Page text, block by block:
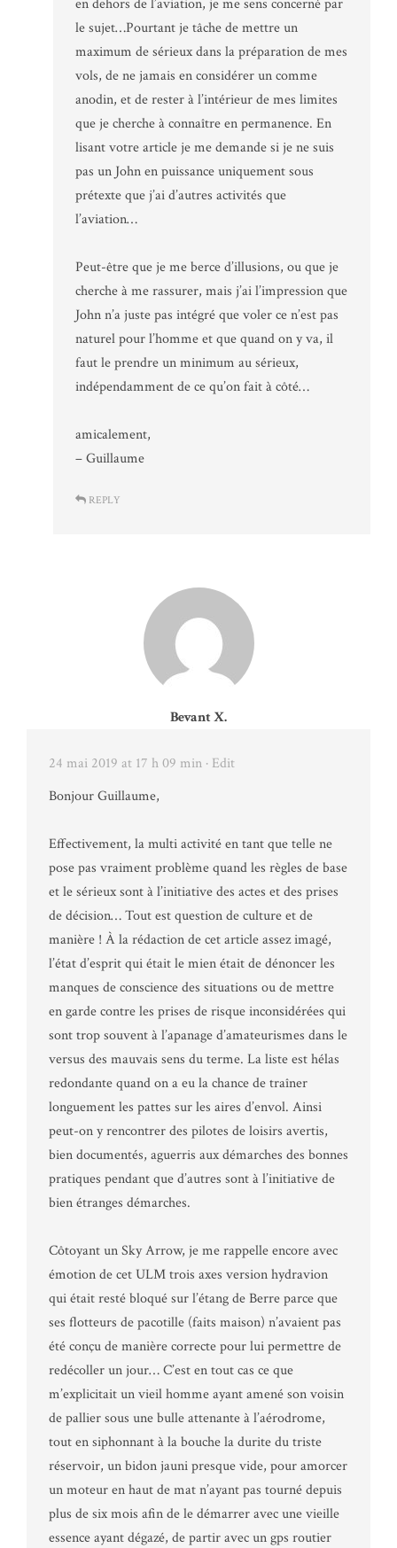
en dehors de l’aviation, je me sens concerné par
le sujet…Pourtant je tâche de mettre un
maximum de sérieux dans la préparation de mes
vols, de ne jamais en considérer un comme
anodin, et de rester à l’intérieur de mes limites
que je cherche à connaître en permanence. En
lisant votre article je me demande si je ne suis
pas un John en puissance uniquement sous
prétexte que j’ai d’autres activités que
l’aviation…
Peut-être que je me berce d’illusions, ou que je
cherche à me rassurer, mais j’ai l’impression que
John n’a juste pas intégré que voler ce n’est pas
naturel pour l’homme et que quand on y va, il
faut le prendre un minimum au sérieux,
indépendamment de ce qu’on fait à côté…
amicalement,
– Guillaume
REPLY
Bevant X.
24 mai 2019 at 17 h 09 min · Edit
Bonjour Guillaume,
Effectivement, la multi activité en tant que telle ne
pose pas vraiment problème quand les règles de base
et le sérieux sont à l’initiative des actes et des prises
de décision… Tout est question de culture et de
manière ! À la rédaction de cet article assez imagé,
l’état d’esprit qui était le mien était de dénoncer les
manques de conscience des situations ou de mettre
en garde contre les prises de risque inconsidérées qui
sont trop souvent à l’apanage d’amateurismes dans le
versus des mauvais sens du terme. La liste est hélas
redondante quand on a eu la chance de traîner
longuement les pattes sur les aires d’envol. Ainsi
peut-on y rencontrer des pilotes de loisirs avertis,
bien documentés, aguerris aux démarches des bonnes
pratiques pendant que d’autres sont à l’initiative de
bien étranges démarches.
Côtoyant un Sky Arrow, je me rappelle encore avec
émotion de cet ULM trois axes version hydravion
qui était resté bloqué sur l’étang de Berre parce que
ses flotteurs de pacotille (faits maison) n’avaient pas
été conçu de manière correcte pour lui permettre de
redécoller un jour… C’est en tout cas ce que
m’explicitait un vieil homme ayant amené son voisin
de pallier sous une bulle attenante à l’aérodrome,
tout en siphonnant à la bouche la durite du triste
réservoir, un bidon jauni presque vide, pour amorcer
un moteur en haut de mat n’ayant pas tourné depuis
plus de six mois afin de le démarrer avec une vieille
essence ayant dégazé, de partir avec un gps routier